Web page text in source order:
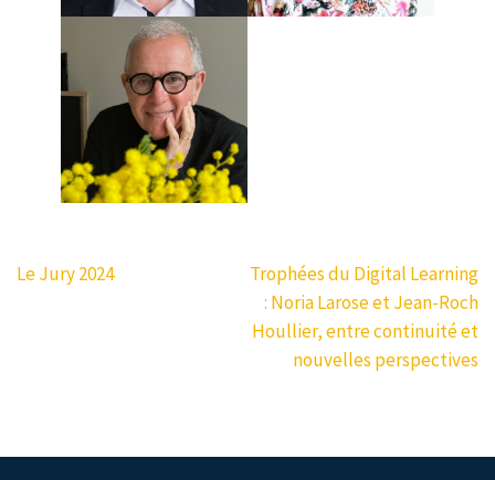
Navigation
Le Jury 2024
Trophées du Digital Learning
: Noria Larose et Jean-Roch
Houllier, entre continuité et
nouvelles perspectives